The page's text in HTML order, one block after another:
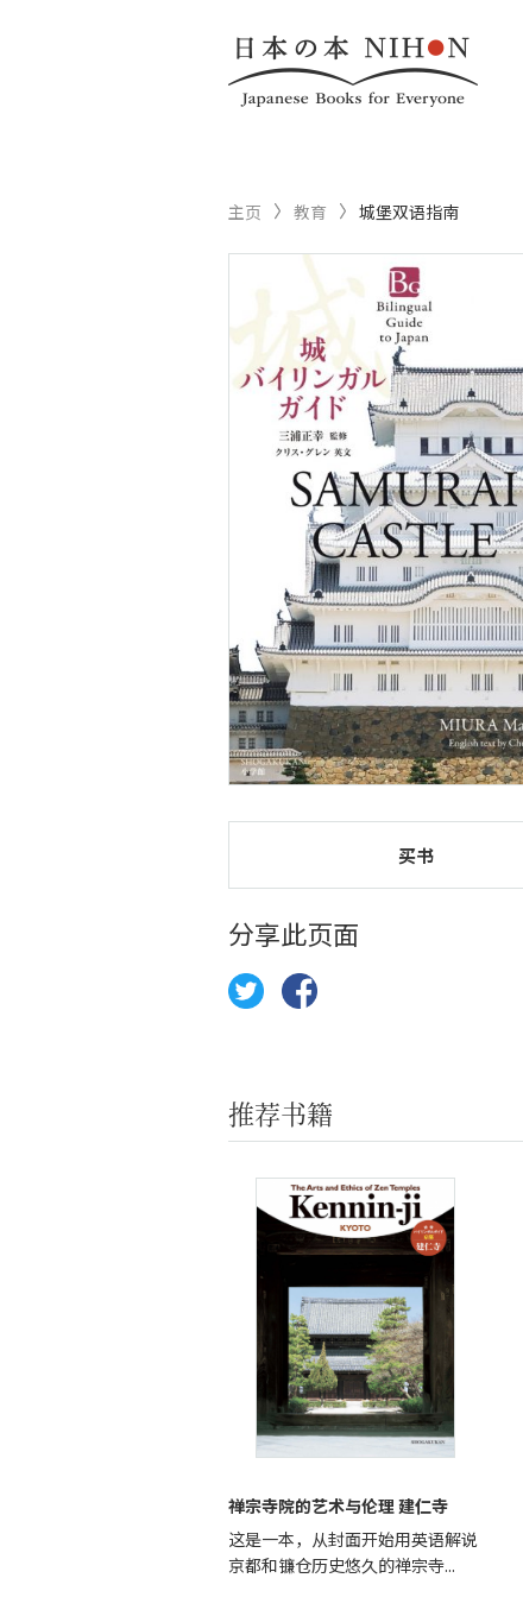
主页 教育 城堡双语指南
买书
分享此页面
推荐书籍
禅宗寺院的艺术与伦理 建仁寺
这是一本，从封面开始用英语解说
京都和镰仓历史悠久的禅宗寺...